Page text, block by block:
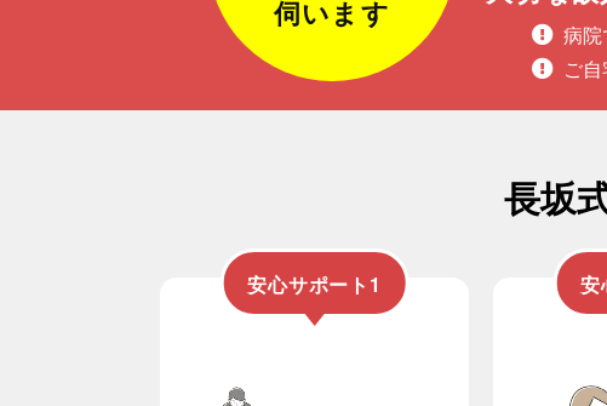
病
ご
伺います
長坂
安心サポート1
安